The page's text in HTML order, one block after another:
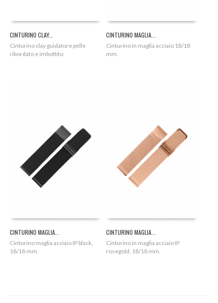
CINTURINO CLAY...
Cinturino clay guidatore pelle
ribordato e imbottito
CINTURINO MAGLIA...
Cinturino in maglia acciaio 18/18
mm.
CINTURINO MAGLIA...
Cinturino maglia acciaio IP black,
18/18 mm.
CINTURINO MAGLIA...
Cinturino in maglia acciaio IP
rosegold, 18/18 mm.